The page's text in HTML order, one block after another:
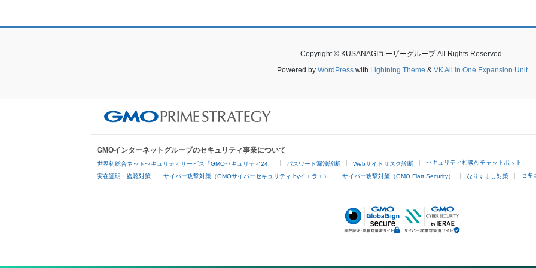
Copyright © KUSANAGIユーザーグループ All Rights Reserved.
Powered by WordPresswith Lightning Theme & VK All in One Expansion Unit
GMOインターネットグループのセキュリティ事業について
世界初総合ネットセキュリティサービス「GMOセキュリティ24」 パスワード漏洩診断 Webサイトリスク診断 セキュリティ相談AIチャットボット
実在証明・盗聴対策 サイバー攻撃対策（GMOサイバーセキュリティ byイエラエ） サイバー攻撃対策（GMO Flatt Security） なりすまし対策 セキ